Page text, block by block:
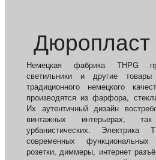
Дюропласт
Немецкая фабрика THPG
светильники и другие
традиционного немецкого
производятся из фарфора,
Их аутентичный дизайн
винтажных интерьерах,
урбанистических.
современных
розетки, диммеры, интернет